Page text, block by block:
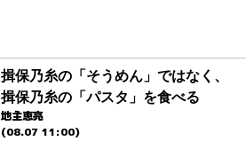
揖保乃糸の「そうめん」ではなく、
揖保乃糸の「パスタ」を食べる
地主恵亮
(08.07 11:00)